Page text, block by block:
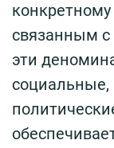
связанным
эти
социальные,